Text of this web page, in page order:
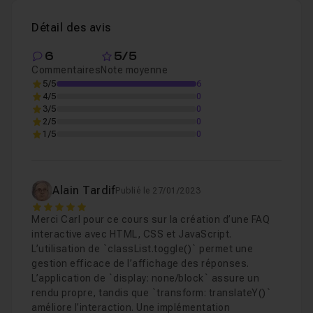
Détail des avis
6
Commentaires
5/5
Note moyenne
5/5
6
4/5
0
3/5
0
2/5
0
1/5
0
Alain TardifPublié le 27/01/2023
5
Merci Carl pour ce cours sur la création d’une FAQ
interactive avec HTML, CSS et JavaScript.
L’utilisation de `classList.toggle()` permet une
gestion efficace de l’affichage des réponses.
L’application de `display: none/block` assure un
rendu propre, tandis que `transform: translateY()`
améliore l’interaction. Une implémentation